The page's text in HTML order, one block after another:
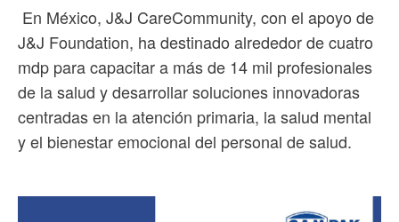
En México, J&J CareCommunity, con el apoyo de
J&J Foundation, ha destinado alrededor de cuatro
mdp para capacitar a más de 14 mil profesionales
de la salud y desarrollar soluciones innovadoras
centradas en la atención primaria, la salud mental
y el bienestar emocional del personal de salud.